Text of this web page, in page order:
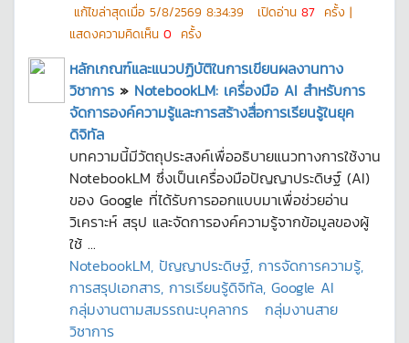
แก้ไขล่าสุดเมื่อ 5/8/2569 8:34:39 เปิดอ่าน 87 ครั้ง |
แสดงความคิดเห็น 0 ครั้ง
หลักเกณฑ์และแนวปฏิบัติในการเขียนผลงานทาง
วิชาการ » NotebookLM: เครื่องมือ AI สำหรับการ
จัดการองค์ความรู้และการสร้างสื่อการเรียนรู้ในยุค
ดิจิทัล
บทความนี้มีวัตถุประสงค์เพื่ออธิบายแนวทางการใช้งาน
NotebookLM ซึ่งเป็นเครื่องมือปัญญาประดิษฐ์ (AI)
ของ Google ที่ได้รับการออกแบบมาเพื่อช่วยอ่าน
วิเคราะห์ สรุป และจัดการองค์ความรู้จากข้อมูลของผู้
ใช้ ...
NotebookLM, ปัญญาประดิษฐ์, การจัดการความรู้,
การสรุปเอกสาร, การเรียนรู้ดิจิทัล, Google AI
กลุ่มงานตามสมรรถนะบุคลากร
กลุ่มงานสาย
วิชาการ